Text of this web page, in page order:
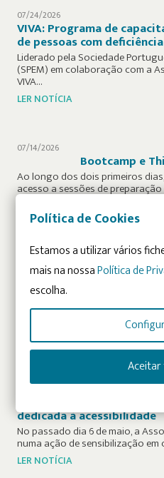
07/24/2026
VIVA: Programa de
de pessoas com deficiência
Liderado pela Sociedade
(SPEM) em colaboração com a
VIVA…
LER NOTÍCIA
07/14/2026
Bootcamp e
Ao longo dos dois primeiros
acesso a sessões de
07/13/2026
Associação Salvador
Na Associação Salvador
são construídas com base na
Ação de Sensibilização
dedicada à acessibilidade
No passado dia 6 de maio, a
numa ação de sensibilização
LER NOTÍCIA
Política de Cookies
Estamos a utilizar vários
mais na nossaPolítica de
escolha.